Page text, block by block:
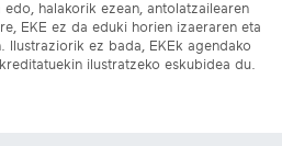
halakorik ezean, antolatzailearen
EKE ez da eduki horien izaeraren eta
Ilustraziorik ez bada, EKEk agendako
ilustratzeko eskubidea du.